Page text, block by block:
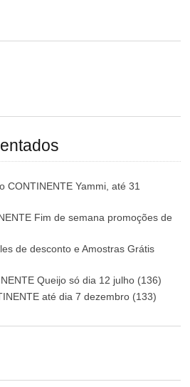
CONTINENTE Yammi, até 31
Fim de semana promoções de
de desconto e Amostras Grátis
Queijo só dia 12 julho (136)
até dia 7 dezembro (133)